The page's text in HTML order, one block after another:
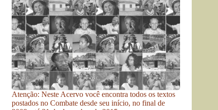
Atenção: Neste Acervo você encontra todos os textos
postados no Combate desde seu início, no final de